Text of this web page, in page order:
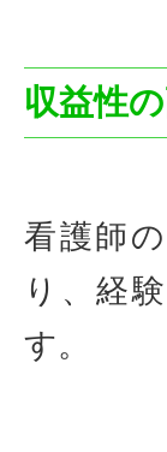
収益性
看護師
り、経
す。